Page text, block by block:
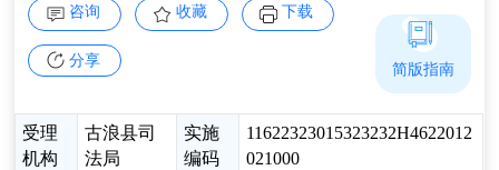
咨询 收藏 下载
分享
受理
机构
古浪县司
法局
实施
编码
11622323015323232H4622012
021000
简版指南